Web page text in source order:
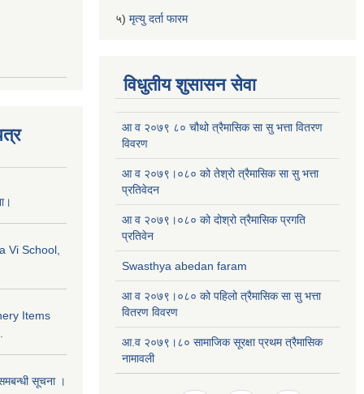
Vi School,
Items
सूचना ।
५) मृत्यु दर्ता फारम
विधुतीय शुसासन सेवा
आ व २०७९ ८० चौथो त्रैमासिक सा सु भत्ता वितरण
विवरण
आ व २०७९।०८० को तेश्रो त्रैमासिक सा सु भत्ता
प्रतिवेदन
आ व २०७९।०८० को दोश्रो त्रैमासिक प्रगति
प्रतिवेन
Swasthya abedan faram
आ व २०७९।०८० को पहिलो त्रैमासिक सा सु भत्ता
वितरण विवरण
आ.व २०७९।८० सामाजिक सूरक्षा प्रथम त्रैमासिक
नामावली